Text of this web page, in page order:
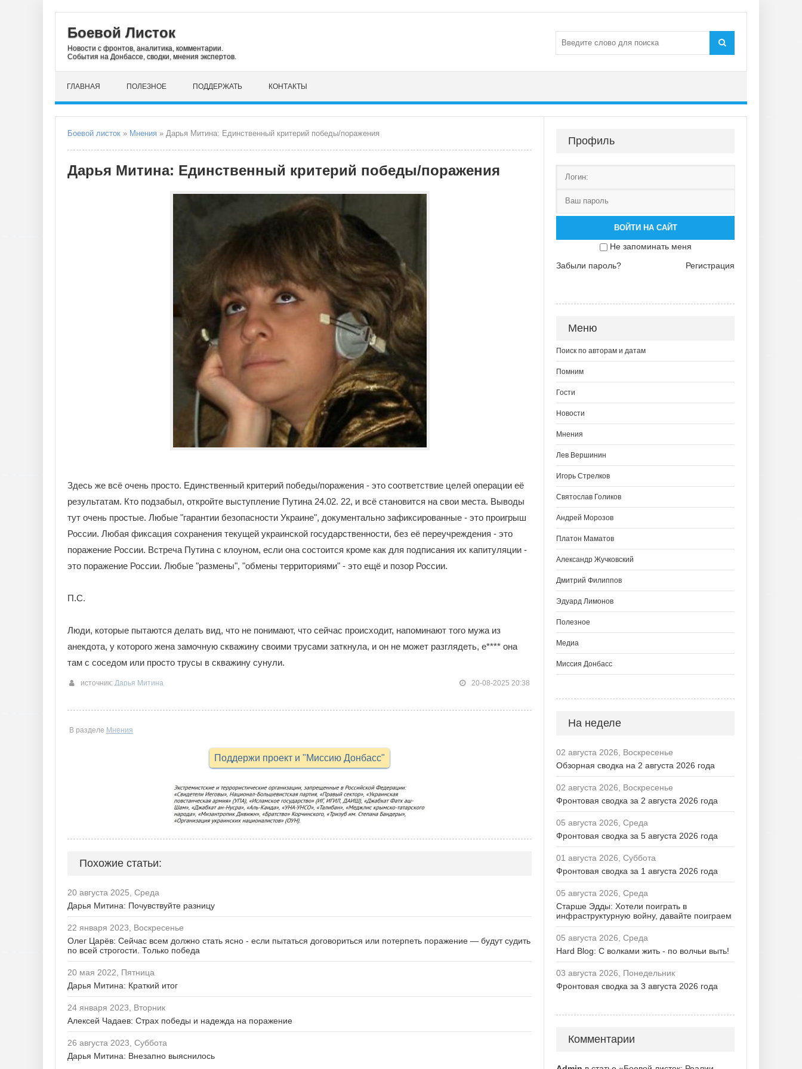
Боевой Листок
Новости с фронтов, аналитика, комментарии.
События на Донбассе, сводки, мнения экспертов.
ГЛАВНАЯ ПОЛЕЗНОЕ ПОДДЕРЖАТЬ КОНТАКТЫ
Боевой листок » Мнения » Дарья Митина: Единственный критерий победы/поражения
Дарья Митина: Единственный критерий победы/поражения
Здесь же всё очень просто. Единственный критерий победы/поражения - это соответствие целей операции её
результатам. Кто подзабыл, откройте выступление Путина 24.02. 22, и всё становится на свои места. Выводы
тут очень простые. Любые "гарантии безопасности Украине", документально зафиксированные - это проигрыш
России. Любая фиксация сохранения текущей украинской государственности, без её переучреждения - это
поражение России. Встреча Путина с клоуном, если она состоится кроме как для подписания их капитуляции -
это поражение России. Любые "размены", "обмены территориями" - это ещё и позор России.
П.С.
Люди, которые пытаются делать вид, что не понимают, что сейчас происходит, напоминают того мужа из
анекдота, у которого жена замочную скважину своими трусами заткнула, и он не может разглядеть, е**** она
там с соседом или просто трусы в скважину сунули.
источник: Дарья Митина 20-08-2025 20:38
В разделе Мнения
Поддержи проект и "Миссию Донбасс"
Похожие статьи:
20 августа 2025, Среда
Дарья Митина: Почувствуйте разницу
22 января 2023, Воскресенье
Олег Царёв: Сейчас всем должно стать ясно - если пытаться договориться или потерпеть поражение — будут судить
по всей строгости. Только победа
20 мая 2022, Пятница
Дарья Митина: Краткий итог
24 января 2023, Вторник
Алексей Чадаев: Страх победы и надежда на поражение
26 августа 2023, Суббота
Дарья Митина: Внезапно выяснилось
Профиль
ВОЙТИ НА САЙТ
Не запоминать меня
Забыли пароль?
Регистрация
Меню
Поиск по авторам и датам
Помним
Гости
Новости
Мнения
Лев Вершинин
Игорь Стрелков
Святослав Голиков
Андрей Морозов
Платон Маматов
Александр Жучковский
Дмитрий Филиппов
Эдуард Лимонов
Полезное
Медиа
Миссия Донбасс
На неделе
02 августа 2026, Воскресенье
Обзорная сводка на 2 августа 2026 года
02 августа 2026, Воскресенье
Фронтовая сводка за 2 августа 2026 года
05 августа 2026, Среда
Фронтовая сводка за 5 августа 2026 года
01 августа 2026, Суббота
Фронтовая сводка за 1 августа 2026 года
05 августа 2026, Среда
Старше Эдды: Хотели поиграть в
инфраструктурную войну, давайте поиграем
05 августа 2026, Среда
Hard Blog: С волками жить - по волчьи выть!
03 августа 2026, Понедельник
Фронтовая сводка за 3 августа 2026 года
Комментарии